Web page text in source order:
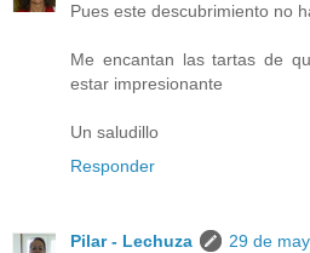
Pues este descubrimiento no
Me encantan las tartas de
estar impresionante
Un saludillo
Responder
Pilar - Lechuza
29 de